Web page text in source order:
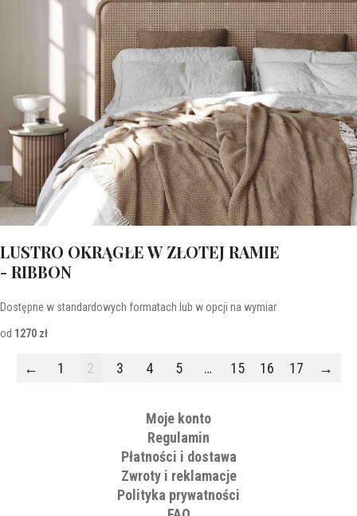
LUSTRO OKRĄGŁE W ZŁOTEJ RAMIE
- RIBBON
Dostępne w standardowych formatach lub w opcji na wymiar
od 1270 zł
← 1 2 3 4 5 … 15 16 17 →
Moje konto
Regulamin
Płatności i dostawa
Zwroty i reklamacje
Polityka prywatności